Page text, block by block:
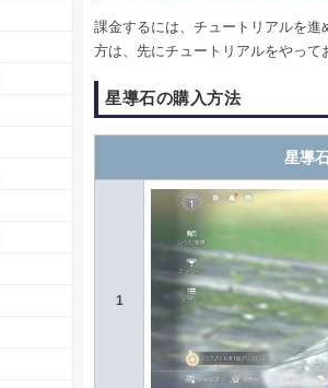
課金するには、チュートリアルを
方は、先にチュートリアルをやって
星導石の購入方法
星導
1